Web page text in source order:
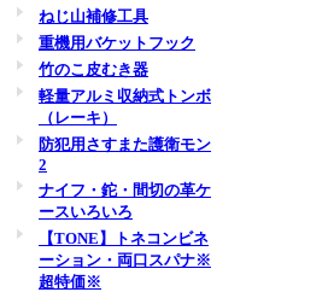
ねじ山補修工具
重機用バケットフック
竹のこ皮むき器
軽量アルミ収納式トンボ
（レーキ）
防犯用さすまた護衛モン
2
ナイフ・鉈・間切の革ケ
ースいろいろ
【TONE】トネコンビネ
ーション・両口スパナ※
超特価※